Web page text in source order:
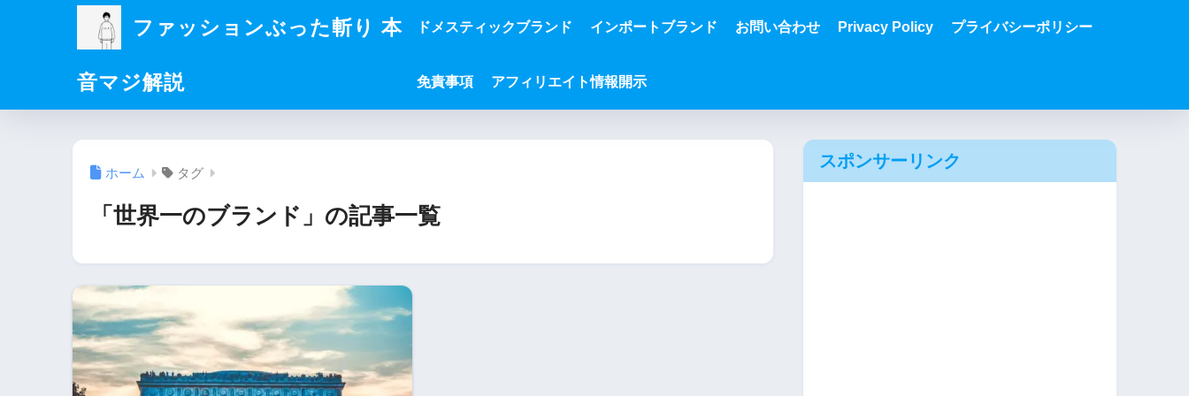
ファッションぶった斬り 本
音マジ解説
ドメスティックブランド インポートブランド お問い合わせ Privacy Policy プライバシーポリシー
免責事項 アフィリエイト情報開示
ホーム タグ
「世界一のブランド」の記事一覧
スポンサーリンク